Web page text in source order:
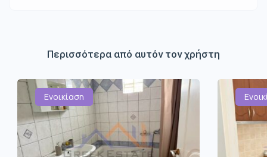
Περισσότερα από αυτόν τον χρήστη
Ενοικίαση